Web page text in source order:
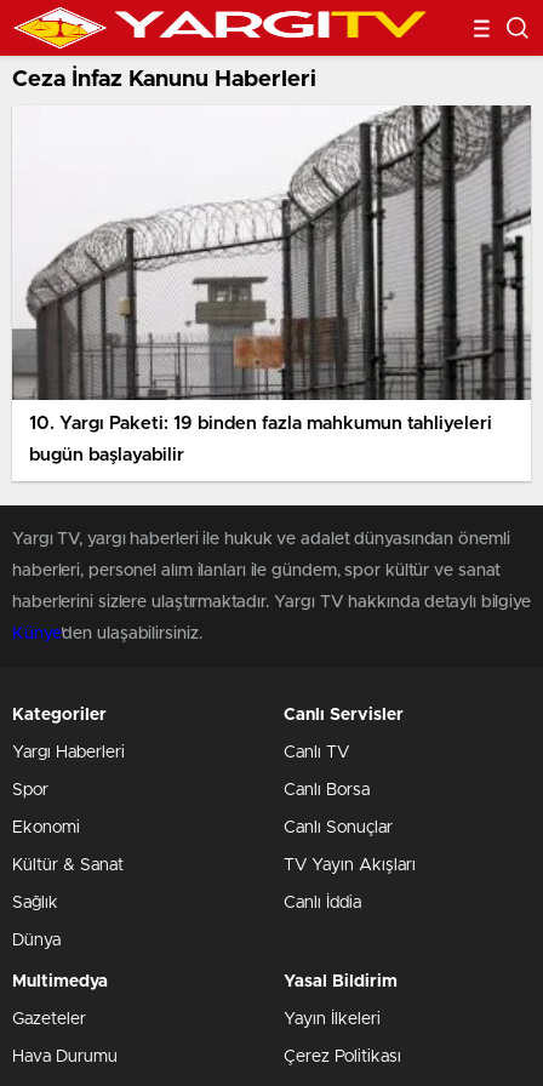
Ceza İnfaz Kanunu Haberleri
10. Yargı Paketi: 19 binden fazla mahkumun tahliyeleri
bugün başlayabilir
Yargı TV, yargı haberleri ile hukuk ve adalet dünyasından önemli
haberleri, personel alım ilanları ile gündem, spor kültür ve sanat
haberlerini sizlere ulaştırmaktadır. Yargı TV hakkında detaylı bilgiye
Künye'den ulaşabilirsiniz.
Kategoriler
Yargı Haberleri
Spor
Ekonomi
Kültür & Sanat
Sağlık
Dünya
Canlı Servisler
Canlı TV
Canlı Borsa
Canlı Sonuçlar
TV Yayın Akışları
Canlı İddia
Multimedya
Gazeteler
Hava Durumu
Yasal Bildirim
Yayın İlkeleri
Çerez Politikası